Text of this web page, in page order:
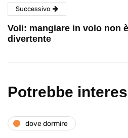
Successivo
Voli: mangiare in volo non
divertente
Potrebbe
dove dormire